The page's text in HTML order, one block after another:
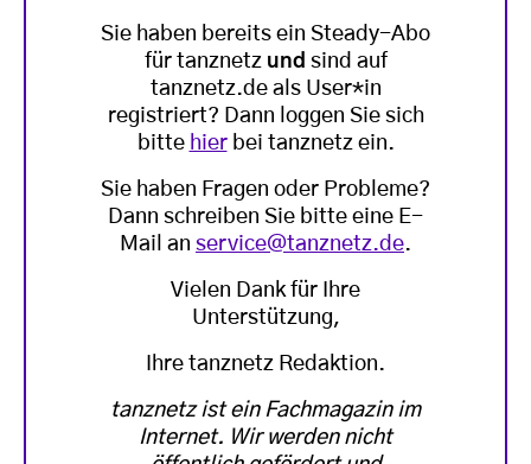
Sie haben bereits ein Steady-Abo
für tanznetz und sind auf
tanznetz.de als User*in
registriert? Dann loggen Sie sich
bitte hierbei tanznetz ein.
Sie haben Fragen oder Probleme?
Dann schreiben Sie bitte eine E-
Mail an service@tanznetz.de.
Vielen Dank für Ihre
Unterstützung,
Ihre tanznetz Redaktion.
tanznetz ist ein Fachmagazin im
Internet. Wir werden nicht